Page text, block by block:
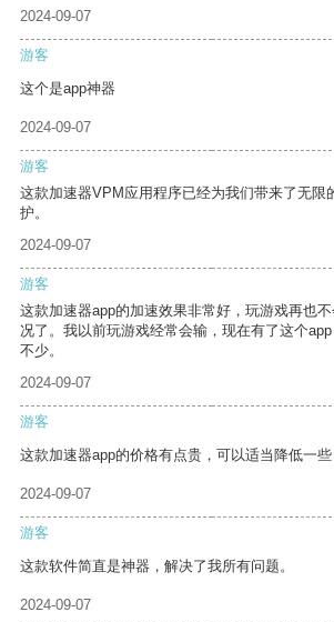
2024-09-07
游客
这个是app神器
2024-09-07
游客
这款加速器VPM应用程序已经为我们带来了无限
护。
2024-09-07
游客
这款加速器app的加速效果非常好，玩游戏再也
况了。我以前玩游戏经常会输，现在有了这个
不少。
2024-09-07
游客
这款加速器app的价格有点贵，可以适当降低一些
2024-09-07
游客
这款软件简直是神器，解决了我所有问题。
2024-09-07